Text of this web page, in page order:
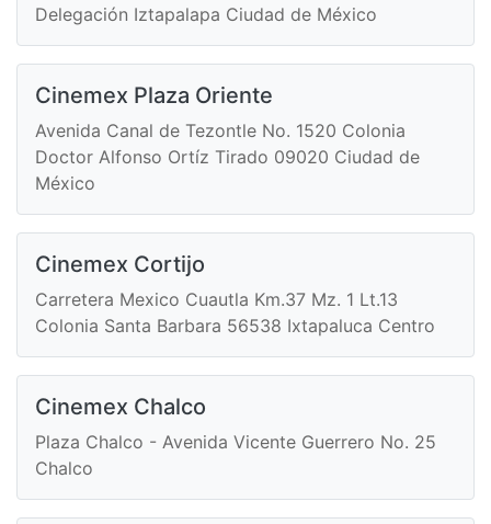
Delegación Iztapalapa Ciudad de México
Cinemex Plaza Oriente
Avenida Canal de Tezontle No. 1520 Colonia
Doctor Alfonso Ortíz Tirado 09020 Ciudad de
México
Cinemex Cortijo
Carretera Mexico Cuautla Km.37 Mz. 1 Lt.13
Colonia Santa Barbara 56538 Ixtapaluca Centro
Cinemex Chalco
Plaza Chalco - Avenida Vicente Guerrero No. 25
Chalco